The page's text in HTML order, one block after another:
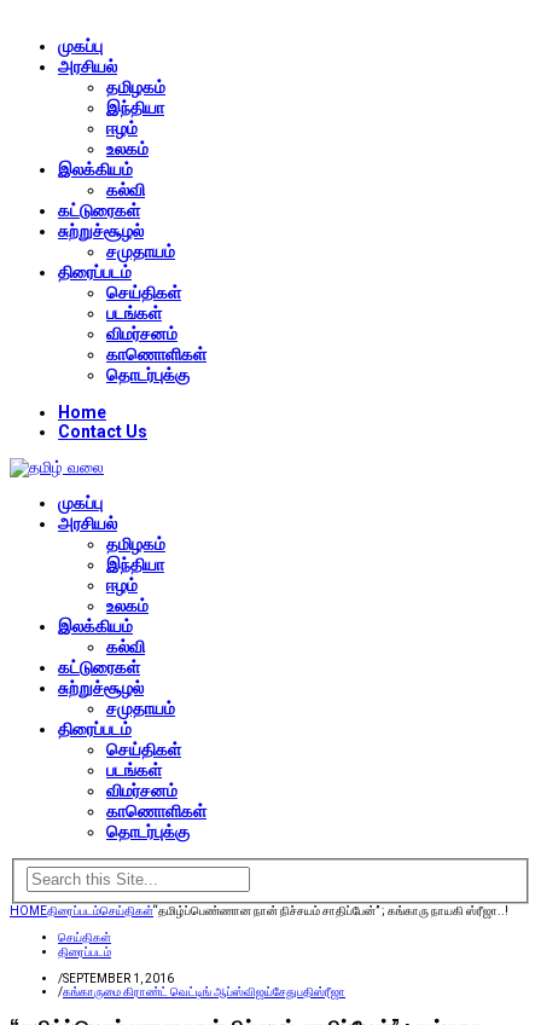
முகப்பு
அரசியல்
தமிழகம்
இந்தியா
ஈழம்
உலகம்
இலக்கியம்
கல்வி
கட்டுரைகள்
சுற்றுச்சூழல்
சமுதாயம்
திரைப்படம்
செய்திகள்
படங்கள்
விமர்சனம்
காணொளிகள்
தொடர்புக்கு
Home
Contact Us
முகப்பு
அரசியல்
தமிழகம்
இந்தியா
ஈழம்
உலகம்
இலக்கியம்
கல்வி
கட்டுரைகள்
சுற்றுச்சூழல்
சமுதாயம்
திரைப்படம்
செய்திகள்
படங்கள்
விமர்சனம்
காணொளிகள்
தொடர்புக்கு
HOMEதிரைப்படம்செய்திகள்“தமிழ்ப்பெண்ணான நான் நிச்சயம் சாதிப்பேன்” ; கங்காரு நாயகி ஸ்ரீஜா..!
செய்திகள்
திரைப்படம்
/SEPTEMBER 1, 2016
/கங்காருமை கிராண்ட் வெட்டிங் ஆப்ஸ்விஜய்சேதுபதிஸ்ரீஜா